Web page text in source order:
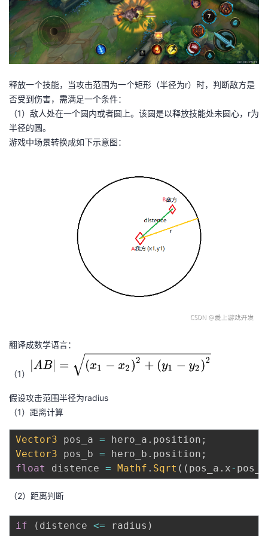
释放一个技能，当攻击范围为一个矩形（半径为r）时，判断敌方是
否受到伤害，需满足一个条件：
（1）敌人处在一个圆内或者圆上。该圆是以释放技能处未圆心，r为
半径的圆。
游戏中场景转换成如下示意图：
翻译成数学语言：
（1）
假设攻击范围半径为radius
（1）距离计算
Vector3 pos_a = hero_a . position ;
Vector3 pos_b = hero_b . position ;
float
distence = Mathf . Sqrt ( ( pos_a . x- pos_b
（2）距离判断
if ( distence <= radius )